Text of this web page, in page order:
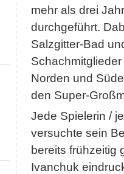
mehr als drei
durchgeführt.
Salzgitter-Bad
Norden und
den Super-
Jede Spielerin /
versuchte sein
bereits frühzeitig
Ivanchuk